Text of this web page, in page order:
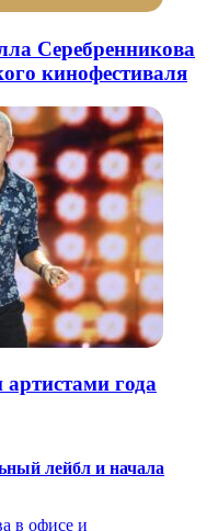
Серебренникова
кинофестиваля
года
лейбл и начала
в офисе и